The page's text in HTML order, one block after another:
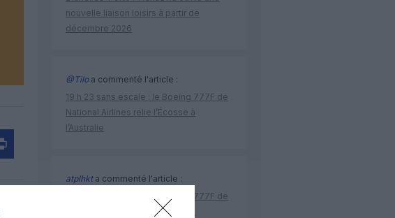
nouvelle liaison loisirs à partir de
décembre 2026
@Tiloa commenté l'article :
19 h 23 sans escale : le Boeing 777F de
National Airlines relie l’Écosse à
l’Australie
atplhkta commenté l'article :
19 h 23 sans escale : le Boeing 777F de
National Airlines relie l’Écosse à